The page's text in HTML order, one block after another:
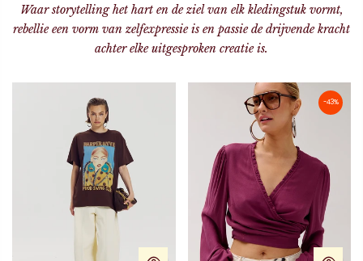
Waar storytelling het hart en de ziel van elk kledingstuk vormt,
rebellie een vorm van zelfexpressie is en passie de drijvende kracht
achter elke uitgesproken creatie is.
-43%